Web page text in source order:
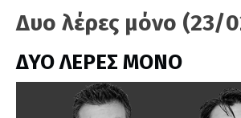
Δυο λέρες μόνο (23/
ΔΥΟ ΛΕΡΕΣ ΜΟΝΟ